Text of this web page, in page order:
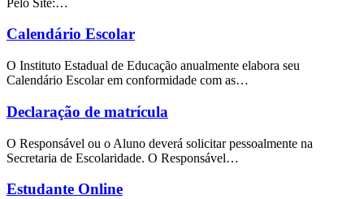
Calendário Escolar
O Instituto Estadual de Educação anualmente elabora seu
Calendário Escolar em conformidade com as…
Declaração de matrícula
O Responsável ou o Aluno deverá solicitar pessoalmente na
Secretaria de Escolaridade. O Responsável…
Estudante Online